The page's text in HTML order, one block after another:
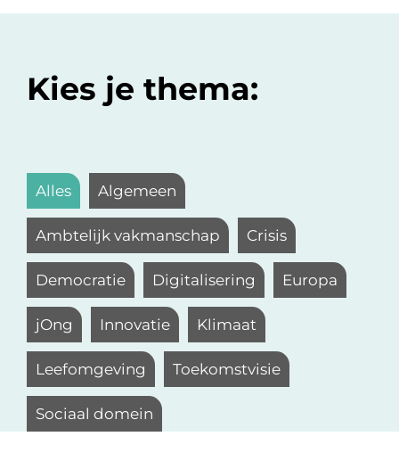
Kies je thema:
Alles Algemeen
Ambtelijk vakmanschap Crisis
Democratie Digitalisering Europa
jOng Innovatie Klimaat
Leefomgeving Toekomstvisie
Sociaal domein